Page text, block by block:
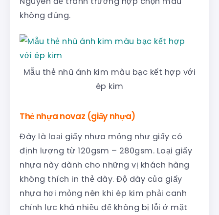
không đúng.
Mẫu thẻ nhũ ánh kim màu bạc kết hợp với
ép kim
Thẻ nhựa novaz (giấy nhựa)
Đây là loại giấy nhựa mỏng như giấy có
định lượng từ 120gsm – 280gsm. Loại giấy
nhựa này dành cho những vị khách hàng
không thích in thẻ dày. Độ dày của giấy
nhựa hơi mỏng nên khi ép kim phải canh
chỉnh lực khá nhiều để không bị lỗi ở mặt